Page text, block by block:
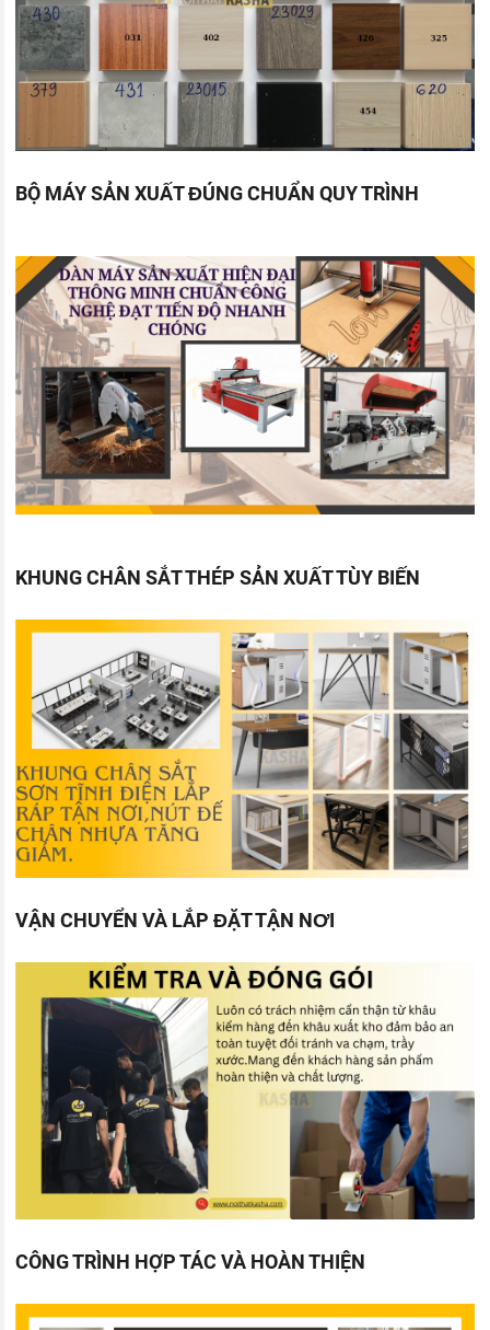
BỘ MÁY SẢN XUẤT ĐÚNG CHUẨN QUY TRÌNH
KHUNG CHÂN SẮT THÉP SẢN XUẤT TÙY BIẾN
VẬN CHUYỂN VÀ LẮP ĐẶT TẬN NƠI
CÔNG TRÌNH HỢP TÁC VÀ HOÀN THIỆN